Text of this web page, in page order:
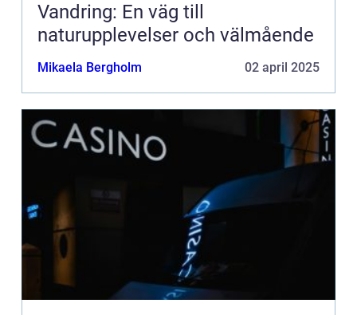
Vandring: En väg till
naturupplevelser och välmående
Mikaela Bergholm 02 april 2025